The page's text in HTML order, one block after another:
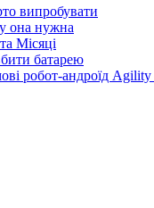
випробувати
она нужна
Місяці
батарею
робот-андроїд